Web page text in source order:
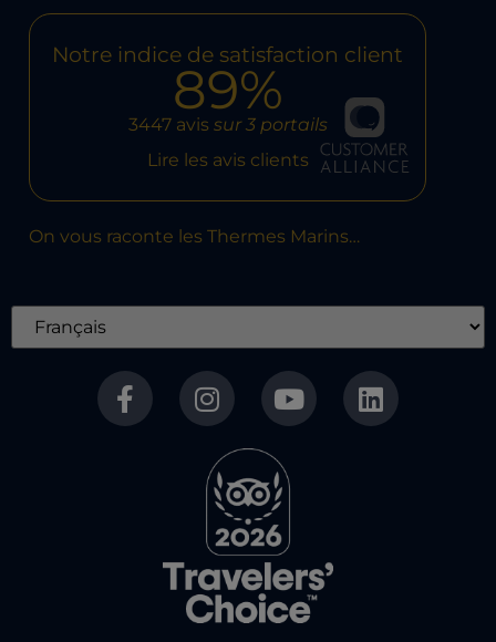
Notre indice de satisfaction client
89%
3447 avis sur 3 portails
Lire les avis clients
On vous raconte les Thermes Marins…